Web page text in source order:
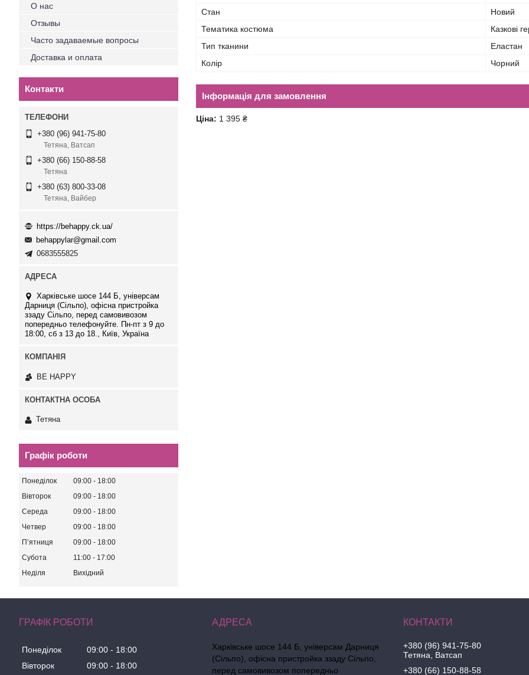
Стан
Новий
Тематика костюма
Казкові
Тип тканини
Еластан
Колір
Чорний
Інформація для замовлення
Ціна: 1 395 ₴
О нас
Отзывы
Часто задаваемые вопросы
Доставка и оплата
Контакти
+380 (96) 941-75-80
Тетяна, Ватсап
+380 (66) 150-88-58
Тетяна
+380 (63) 800-33-08
Тетяна, Вайбер
https://behappy.ck.ua/
behappylar@gmail.com
0683555825
Харківське шосе 144 Б, універсам
Дарниця (Сільпо), офісна пристройка
ззаду Сільпо, перед самовивозом
попередньо телефонуйте. Пн-пт з 9 до
18:00, сб з 13 до 18., Київ, Україна
BE HAPPY
Тетяна
Графік роботи
Понеділок 09:00
18:00
Вівторок
09:00
18:00
Середа
09:00
18:00
Четвер
09:00
18:00
Пʼятниця
09:00
18:00
Субота
11:00
17:00
Неділя
Вихідний
ГРАФІК РОБОТИ
Понеділок 09:00
18:00
Вівторок
09:00 18:00
Харківське шосе 144 Б, універсам Дарниця
(Сільпо), офісна пристройка ззаду Сільпо,
перед самовивозом попередньо
+380 (96) 941-75-80
Тетяна, Ватсап
+380 (66) 150-88-58